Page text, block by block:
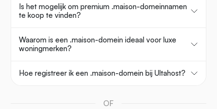
Is het mogelijk om premium .maison-domeinnamen
te koop te vinden?
Waarom is een .maison-domein ideaal voor luxe
woningmerken?
Hoe registreer ik een .maison-domein bij Ultahost?
OF